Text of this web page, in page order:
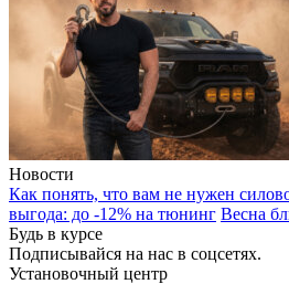
Новости
Как понять, что вам не нужен
выгода: до -12% на тюнинг Весна
Будь в курсе
Подписывайся на нас в соцсетях.
Установочный центр